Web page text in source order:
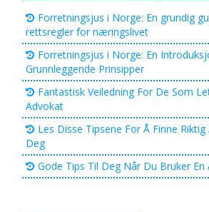
Forretningsjus i Norge: En grundig
rettsregler for næringslivet
Forretningsjus i Norge: En
Grunnleggende Prinsipper
Fantastisk Veiledning For De Som
Advokat
Les Disse Tipsene For Å Finne
Deg
Gode Tips Til Deg Når Du Bruker En